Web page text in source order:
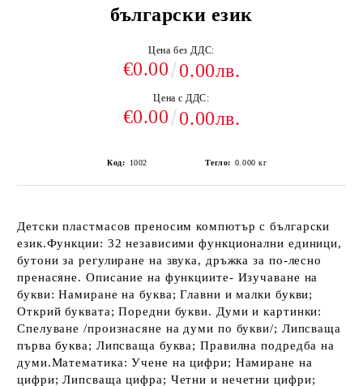
български език
Цена без ДДС:
€0.00 0.00лв.
Цена с ДДС:
€0.00 0.00лв.
Код: 1002 Тегло: 0.000 кг
Детски пластмасов преносим компютър с български
език.Функции: 32 независими функционални единици,
бутони за регулиране на звука, дръжка за по-лесно
пренасяне. Описание на функциите- Изучаване на
букви: Намиране на буква; Главни и малки букви;
Открий буквата; Поредни букви. Думи и картинки:
Спелуване /произнасяне на думи по букви/; Липсваща
първа буква; Липсваща буква; Правилна подредба на
думи.Математика: Учене на цифри; Намиране на
цифри; Липсваща цифра; Четни и нечетни цифри;